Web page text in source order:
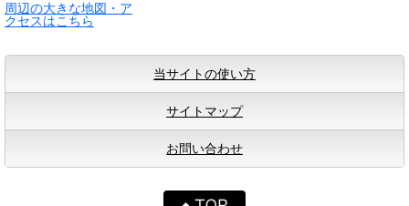
周辺の大きな地図・ア
クセスはこちら
当サイトの使い方
サイトマップ
お問い合わせ